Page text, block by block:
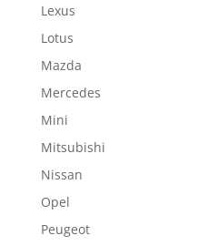
Lexus
Lotus
Mazda
Mercedes
Mini
Mitsubishi
Nissan
Opel
Peugeot